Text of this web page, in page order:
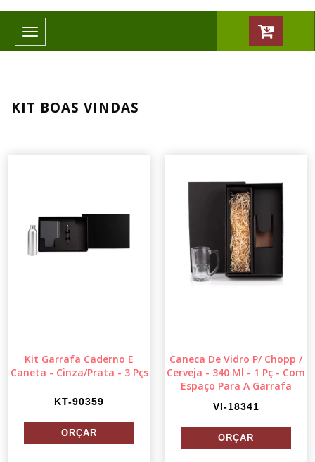
Toggle
navigation
KIT BOAS VINDAS
Kit Garrafa Caderno E
Caneta - Cinza/Prata - 3 Pçs
KT-90359
Caneca De Vidro P/ Chopp /
Cerveja - 340 Ml - 1 Pç - Com
Espaço Para A Garrafa
VI-18341